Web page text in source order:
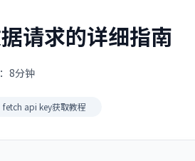
请求的详细指南
8分钟
fetch api key获取教程